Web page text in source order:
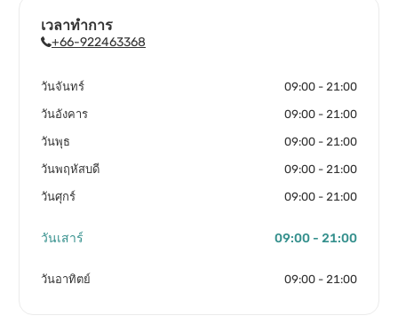
เวลาทำการ
+66-922463368
วันจันทร์ 09:00 - 21:00
วันอังคาร 09:00 - 21:00
วันพุธ 09:00 - 21:00
วันพฤหัสบดี 09:00 - 21:00
วันศุกร์ 09:00 - 21:00
วันเสาร์ 09:00 - 21:00
วันอาทิตย์ 09:00 - 21:00